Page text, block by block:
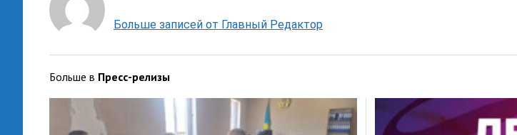
Больше записей от Главный Редактор
Больше в Пресс-релизы